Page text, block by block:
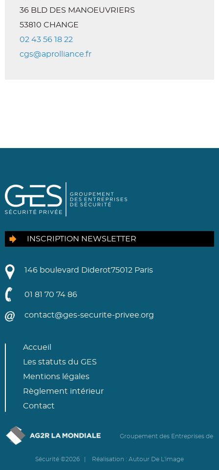
36 BLD DES MANOEUVRIERS
53810 CHANGE
02 43 56 18 22
cgs@aprolliance.fr
INSCRIPTION NEWSLETTER
146 boulevard Diderot75012 Paris
01 81 70 74 86
contact@ges-securite-privee.org
Accueil
Les statuts du GES
Mentions légales
Règlement intérieur
Contact
Groupement des Entreprises de
Sécurité ©2026 | Réalisation : Autour De L'image